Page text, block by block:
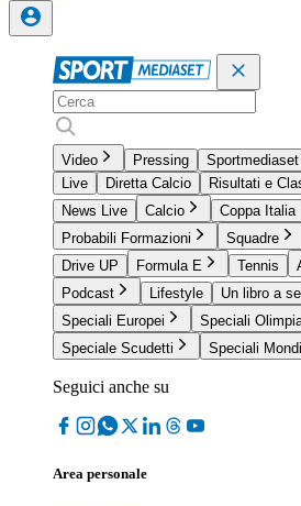
Video Pressing
Live
Diretta Calcio
Risultati e
News Live
Calcio Coppa Italia
Probabili Formazioni
Squadre
Drive UP
Formula E Tennis
Podcast
Lifestyle
Un libro a
Speciali Europei
Speciali
Speciale Scudetti
Speciali
Seguici anche su
Area personale